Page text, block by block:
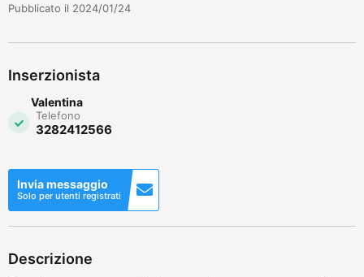
Pubblicato il 2024/01/24
Inserzionista
Valentina
Telefono
3282412566
Invia messaggio
Solo per utenti registrati
Descrizione